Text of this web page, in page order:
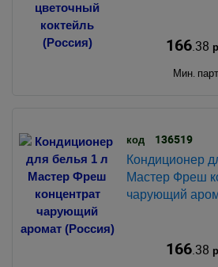
166.38
Мин.
код 136519
Кондиционер
Мастер Фреш
чарующий
166.38